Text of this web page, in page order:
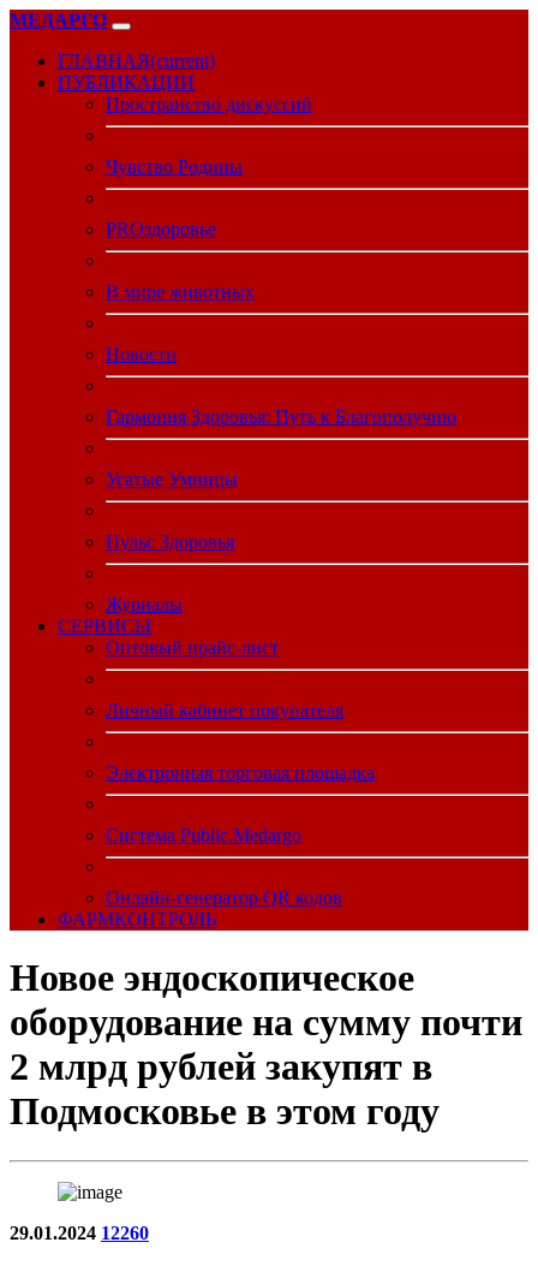
МЕДАРГО
ГЛАВНАЯ(current)
ПУБЛИКАЦИИ
Пространство дискуссий
Чувство Родины
PROздоровье
В мире животных
Новости
Гармония Здоровья: Путь к Благополучию
Усатые Умницы
Пульс Здоровья
Журналы
CЕРВИСЫ
Оптовый прайс-лист
Личный кабинет покупателя
Электронная торговая площадка
Система Public.Medargo
Онлайн-генератор QR кодов
ФАРМКОНТРОЛЬ
Новое эндоскопическое
оборудование на сумму почти
2 млрд рублей закупят в
Подмосковье в этом году
29.01.2024 12260